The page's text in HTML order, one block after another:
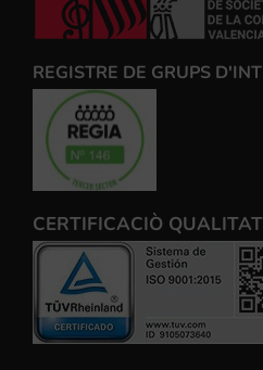
REGISTRE DE GRUPS
CERTIFICACIÒ